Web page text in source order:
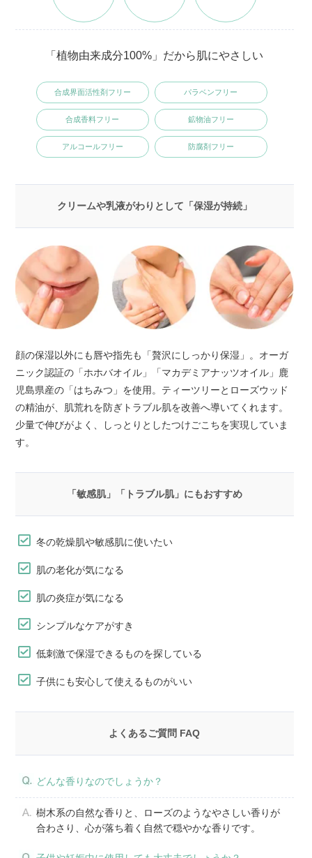
「植物由来成分100%」だから肌にやさしい
合成界面活性剤フリー パラベンフリー
合成香料フリー 鉱物油フリー
アルコールフリー 防腐剤フリー
クリームや乳液がわりとして「保湿が持続」
顔の保湿以外にも唇や指先も「贅沢にしっかり保湿」。オーガ
ニック認証の「ホホバオイル」「マカデミアナッツオイル」鹿
児島県産の「はちみつ」を使用。ティーツリーとローズウッド
の精油が、肌荒れを防ぎトラブル肌を改善へ導いてくれます。
少量で伸びがよく、しっとりとしたつけごこちを実現していま
す。
「敏感肌」「トラブル肌」にもおすすめ
冬の乾燥肌や敏感肌に使いたい
肌の老化が気になる
肌の炎症が気になる
シンプルなケアがすき
低刺激で保湿できるものを探している
子供にも安心して使えるものがいい
よくあるご質問 FAQ
どんな香りなのでしょうか？
樹木系の自然な香りと、ローズのようなやさしい香りが
合わさり、心が落ち着く自然で穏やかな香りです。